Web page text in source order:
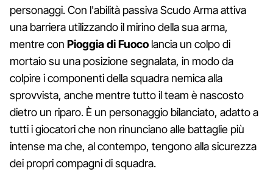
personaggi. Con l'abilità passiva Scudo Arma attiva
una barriera utilizzando il mirino della sua arma,
mentre con Pioggia di Fuoco lancia un colpo di
mortaio su una posizione segnalata, in modo da
colpire i componenti della squadra nemica alla
sprovvista, anche mentre tutto il team è nascosto
dietro un riparo. È un personaggio bilanciato, adatto a
tutti i giocatori che non rinunciano alle battaglie più
intense ma che, al contempo, tengono alla sicurezza
dei propri compagni di squadra.